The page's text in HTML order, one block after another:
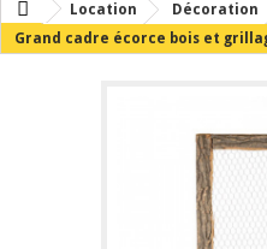
Location Décoration
Grand cadre écorce bois et